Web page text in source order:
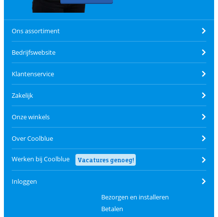
Ons assortiment
Bedrijfswebsite
Klantenservice
Zakelijk
Onze winkels
Over Coolblue
Werken bij Coolblue Vacatures genoeg!
Inloggen
Bezorgen en installeren
Betalen